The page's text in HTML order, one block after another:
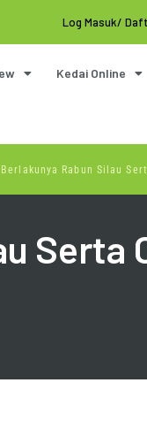
Log Masuk/
Kedai Online
Rabun Silau
Serta